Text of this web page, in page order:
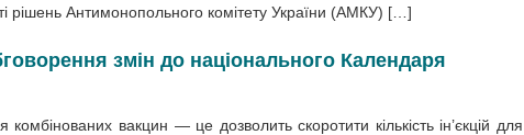
рішень Антимонопольного комітету України (АМКУ) […]
змін до національного Календаря
вакцин — це дозволить скоротити кількість ін’єкцій для